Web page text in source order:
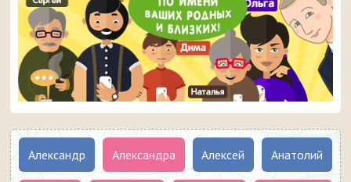
Александр Александра Алексей Анатолий